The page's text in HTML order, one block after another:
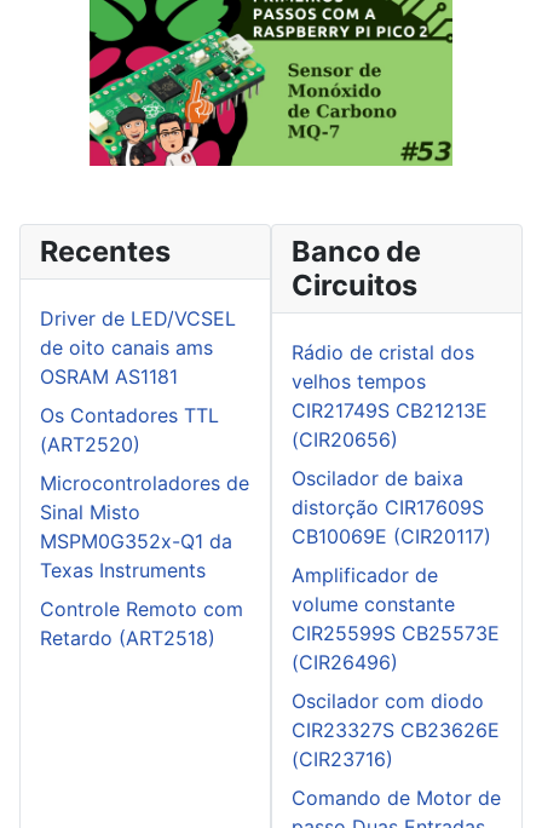
Recentes
Driver de LED/VCSEL
de oito canais ams
OSRAM AS1181
Os Contadores TTL
(ART2520)
Microcontroladores de
Sinal Misto
MSPM0G352x-Q1 da
Texas Instruments
Controle Remoto com
Retardo (ART2518)
Banco de
Circuitos
Rádio de cristal dos
velhos tempos
CIR21749S CB21213E
(CIR20656)
Oscilador de baixa
distorção CIR17609S
CB10069E (CIR20117)
Amplificador de
volume constante
CIR25599S CB25573E
(CIR26496)
Oscilador com diodo
CIR23327S CB23626E
(CIR23716)
Comando de Motor de